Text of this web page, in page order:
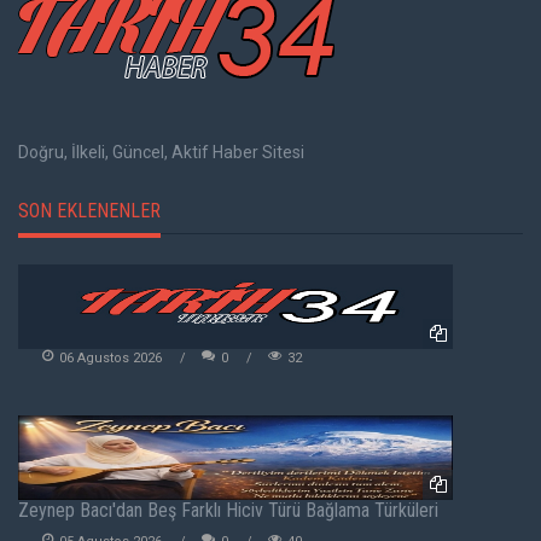
Doğru, İlkeli, Güncel, Aktif Haber Sitesi
SON EKLENENLER
06 Agustos 2026 0 32
Zeynep Bacı'dan Beş Farklı Hiciv Türü Bağlama Türküleri